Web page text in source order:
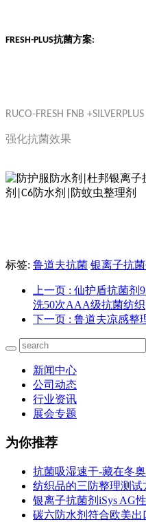
FRESH-PLUS抗菌方案:
RUCO-FRESH FNB +SILVERPLUS
强化抗菌效果
标签: 鲁道夫抗菌 银离子抗菌
上一页 : 仙护盾抗菌剂
洗50次AAA级抗菌纺织
下一页 : 鲁道夫凉感整
新闻中心
公司动态
行业资讯
展会专题
为你推荐
抗菌吸湿速干-藏在冬
纺织品的三防整理测试
银离子抗菌剂iSys AG
碳六防水剂符合欧美出